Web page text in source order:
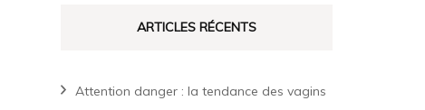
ARTICLES RÉCENTS
Attention danger : la tendance des vagins